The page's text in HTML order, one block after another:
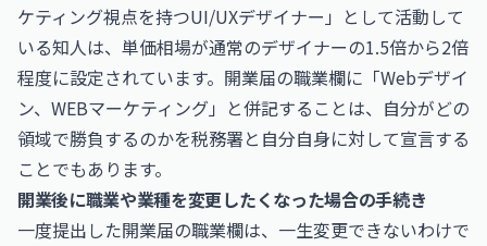
ケティング視点を持つUI/UXデザイナー」として活動して
いる知人は、単価相場が通常のデザイナーの1.5倍から2倍
程度に設定されています。開業届の職業欄に「Webデザイ
ン、WEBマーケティング」と併記することは、自分がどの
領域で勝負するのかを税務署と自分自身に対して宣言する
ことでもあります。
開業後に職業や業種を変更したくなった場合の手続き
一度提出した開業届の職業欄は、一生変更できないわけで